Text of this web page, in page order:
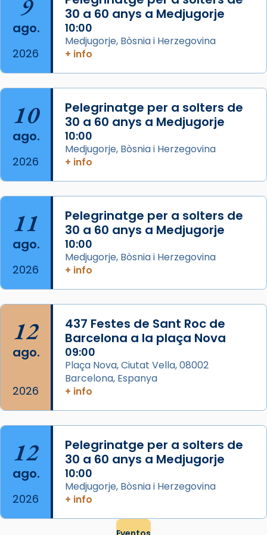
Josep Omella, ha presidit la missa i l’ha
concelebrat el bisbe auxiliar de Barcelona,
Mons. David Abadías.
📸 Dr. G. Simón
Foto
Arquebisbat de Barcelona
2 weeks ago
Memòria de les santes Juliana i
Acompanyant la història de sant Cugat, a
partir de l’Edat Mitjana sorgeix la tradició
que les santes Juliana (“relatiu a Júlia”) i
Semproniana (“relatiu a Semprònia =
eterna”) són deixebles seves. I l’any 1667, el
frare Joan Gaspar Roig, afirma en una obra
que les santes són filles de l’antiga Iluro.
Mataró en reivindicarà les relíq
Foto
View on Facebook · Share
9
ago.
2026
30 a 60 anys a Medjugorje
10:00
Medjugorje, Bòsnia i Herzegovina
+ info
10
ago.
2026
Pelegrinatge per a solters de
30 a 60 anys a Medjugorje
10:00
Medjugorje, Bòsnia i Herzegovina
+ info
11
ago.
2026
Pelegrinatge per a solters de
30 a 60 anys a Medjugorje
10:00
Medjugorje, Bòsnia i Herzegovina
+ info
12
ago.
2026
437 Festes de Sant Roc de
Barcelona a la plaça Nova
09:00
Plaça Nova, Ciutat Vella, 08002
Barcelona, Espanya
+ info
12
ago.
2026
Pelegrinatge per a solters de
30 a 60 anys a Medjugorje
10:00
Medjugorje, Bòsnia i Herzegovina
+ info